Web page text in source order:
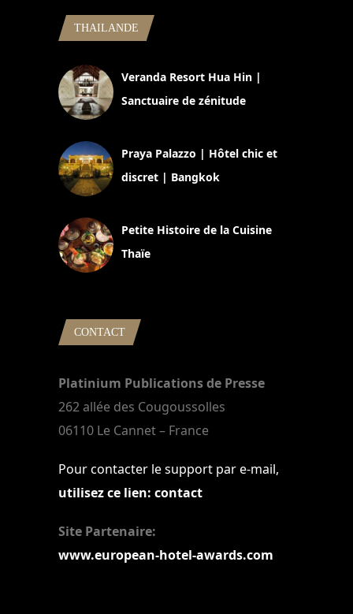
THAILANDE
Veranda Resort Hua Hin |
Sanctuaire de zénitude
Praya Palazzo | Hôtel chic et
discret | Bangkok
Petite Histoire de la Cuisine
Thaïe
CONTACT
Platinium Publications de Presse
262 allée des Cougoussolles
06110 Le Cannet – France
Pour contacter le support par e-mail,
utilisez ce lien: contact
Site Partenaire:
www.european-hotel-awards.com